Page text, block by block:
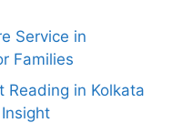
Service in
Families
Reading in Kolkata